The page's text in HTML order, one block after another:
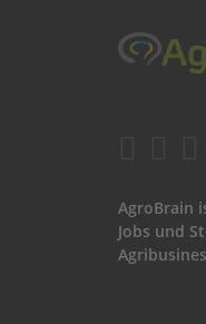
AgroBrain
Jobs und